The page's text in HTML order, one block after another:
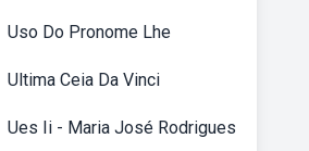
Uso Do Pronome Lhe
Ultima Ceia Da Vinci
Ues Ii - Maria José Rodrigues